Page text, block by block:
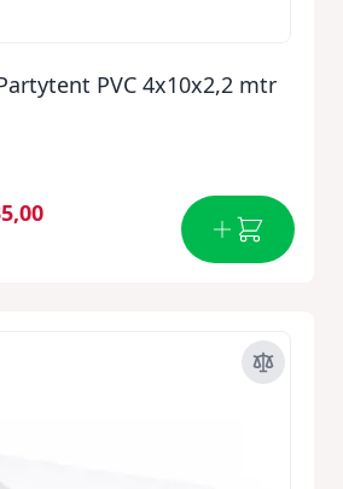
PVC 4x10x2,2 mtr